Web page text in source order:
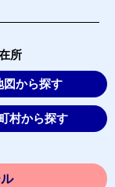
所
図から探す
村から探す